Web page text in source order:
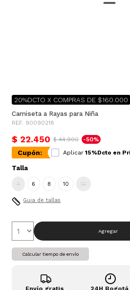
20%DCTO X COMPRAS DE $160.000
Camiseta a Rayas para Niña
REF. 90090218
$ 22.450 $ 44.900 -50%
Cupón: Aplicar 15%Dcto en
Talla
4 6 8 10 12
Guia de tallas
Agregar
Calcular tiempo de envío
Envío gratis 24H Bogotá